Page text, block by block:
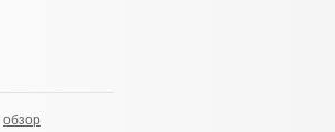
обзор